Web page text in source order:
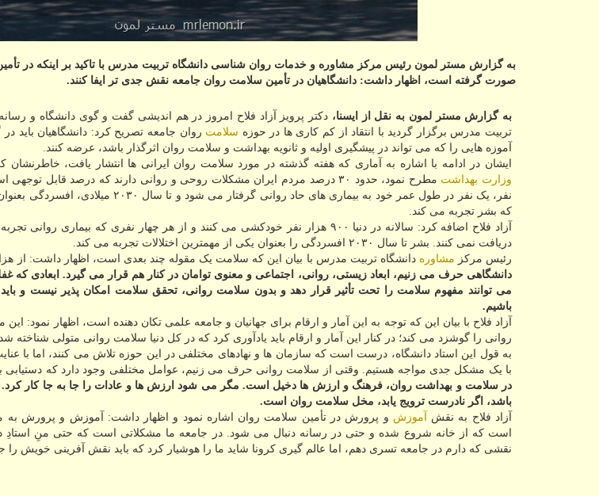
به گزارش مستر لمون رئیس مركز مشاوره و خدمات روان شناسی دانشگاه تربیت مدرس با تاكید بر اینكه در
صورت گرفته است، اظهار داشت: دانشگاهیان در تأمین سلامت روان جامعه نقش جدی تر ایفا كنند.
به گزارش مستر لمون به نقل از ایسنا، دکتر پرویز آزاد فلاح امروز در هم اندیشی گفت و گوی دانشگاه و
تربیت مدرس برگزار گردید با انتقاد از کم کاری ها در حوزه سلامت روان جامعه تصریح کرد: دانشگاهیان باید
آموزه هایی را که می تواند در پیشگیری اولیه و ثانویه بهداشت و سلامت روان اثرگذار باشد، عرضه کنند.
ایشان در ادامه با اشاره به آماری که هفته گذشته در مورد سلامت روان ایرانی ها انتشار یافت،
وزارت بهداشت
مطرح نمود، حدود ۳۰ درصد مردم ایران مشکلات روحی و روانی دارند که درصد قابل
نفر، یک نفر در طول عمر خود به بیماری های حاد روانی
که بشر تجربه می کند.
آزاد فلاح اضافه کرد: سالانه در دنیا ۹۰۰ هزار نفر خودکشی می کنند و از هر چهار نفری که بیماری روانی تجربه می کنند، سه نفر
دریافت نمی کنند. بشر تا سال ۲۰۳۰ افسردگی را بعنوان یکی از مهمترین اختلالات تجربه می کند.
رئیس مرکز مشاوره دانشگاه تربیت مدرس با بیان این که سلامت یک مقوله چند بعدی است، اظهار داشت: از
دانشگاهی حرف می زنیم، ابعاد زیستی، روانی، اجتماعی و معنوی توامان در کنار هم قرار می گیرد. ابعادی که
می توانند مفهوم سلامت را تحت تأثیر قرار دهد و بدون سلامت روانی، تحقق سلامت امکان پذیر نیست و
باشیم.
آزاد فلاح با بیان این که توجه به این آمار و ارقام برای جهانیان و جامعه علمی تکان دهنده است، اظهار نمود:
روانی را گوشزد می کند؛ در کنار این آمار و ارقام باید یادآوری کرد که در کل دنیا سلامت روانی متولی
به قول این استاد دانشگاه، درست است که سازمان ها و نهادهای مختلفی در این حوزه تلاش می کنند، اما با
با یک مشکل جدی مواجه هستیم. وقتی از سلامت روانی حرف می زنیم، عوامل مختلفی وجود دارد که دستیابی
در سلامت و بهداشت روان، فرهنگ و ارزش ها دخیل است. مگر می شود ارزش ها و عادات را جا به جا کار
باشد، اگر نادرست ترویج یابد، مخل سلامت روان است.
آزاد فلاح به نقش
آموزش و پرورش در تأمین سلامت روان اشاره نمود و اظهار داشت: آموزش و پرورش به
است که از خانه شروع شده و حتی در رسانه دنبال می شود. در جامعه ما مشکلاتی است که حتی منِ استادِ
نقشی که دارم در جامعه تسری دهم، اما عالم گیری کرونا شاید ما را هوشیار کرد که باید نقش آفرینی خویش را